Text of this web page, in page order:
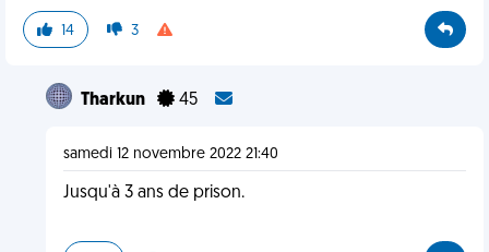
14 3
Tharkun 45
samedi 12 novembre 2022 21:40
Jusqu'à 3 ans de prison.